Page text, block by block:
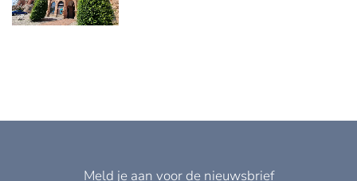
Meld je aan voor de nieuwsbrief